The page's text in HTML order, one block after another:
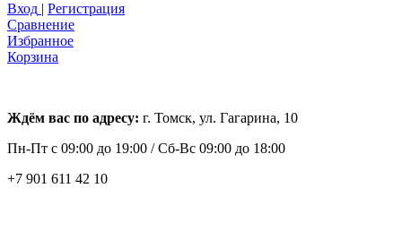
Вход | Регистрация
Сравнение
Избранное
Корзина
Ждём вас по адресу: г. Томск, ул. Гагарина, 10
Пн-Пт с 09:00 до 19:00 /Сб-Вс 09:00 до 18:00
+7 901 611 42 10